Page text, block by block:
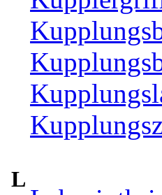
L